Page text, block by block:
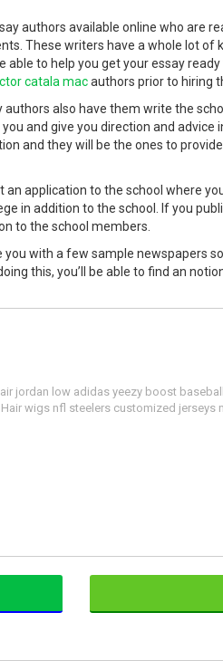
authors available online who are
These writers have a whole lot of
to help you get your essay
catala macauthors prior to hiring
also have them write the
and give you direction and advice
and they will be the ones to
application to the school where
in addition to the school. If you
to the school members.
with a few sample newspapers
this, you’ll be able to find an
jordan low adidas yeezy boost
wigs nfl steelers customized jerseys